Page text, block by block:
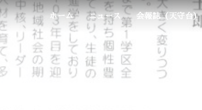
ホーム ニュース 会報誌（天守台）